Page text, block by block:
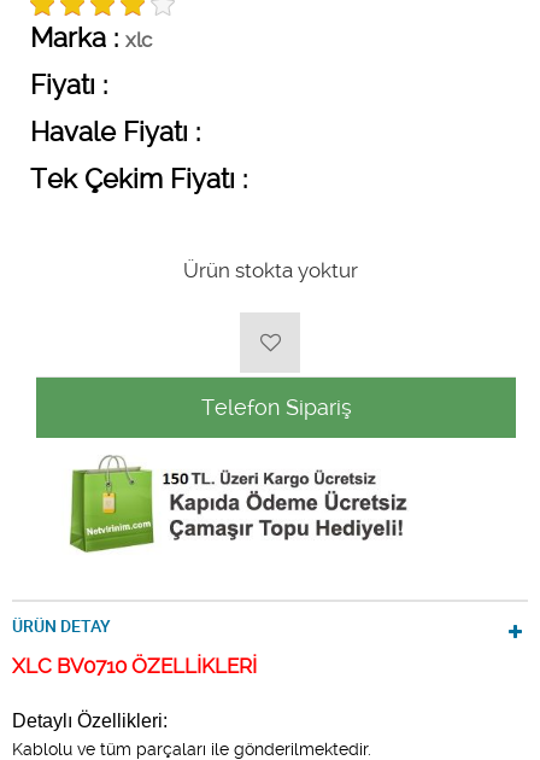
Marka : xlc
Fiyatı :
Havale Fiyatı :
Tek Çekim Fiyatı :
Ürün stokta yoktur
Telefon Sipariş
ÜRÜN DETAY
XLC BV0710 ÖZELLİKLERİ
Detaylı Özellikleri:
Kablolu ve tüm parçaları ile gönderilmektedir.